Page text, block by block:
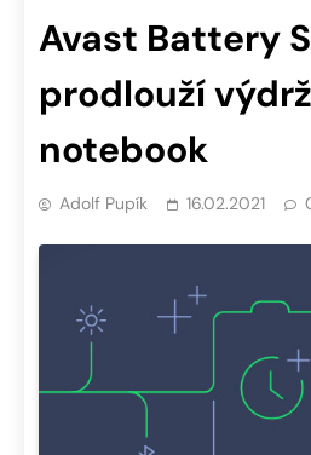
Avast Battery
prodlouží
notebook
Adolf Pupík 16.02.2021